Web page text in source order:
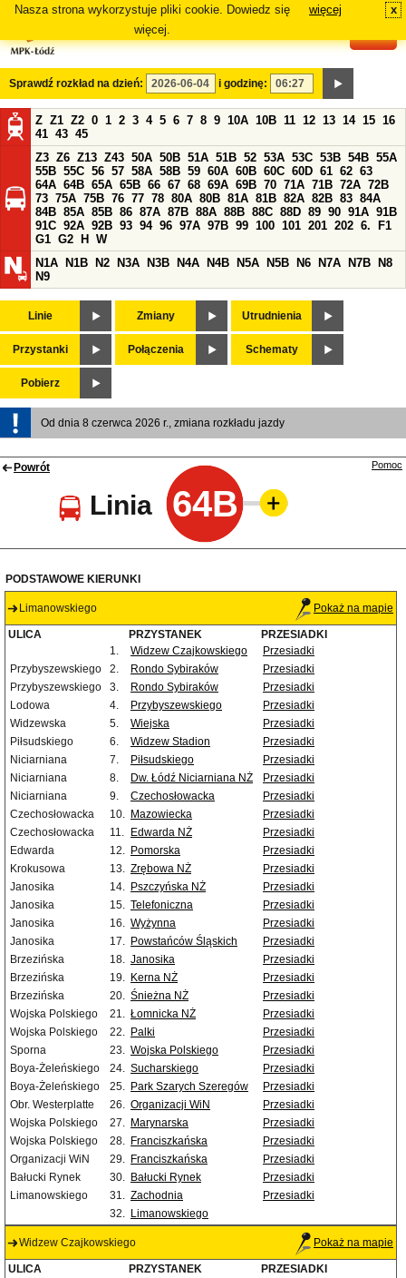
Nasza strona wykorzystuje pliki cookie. Dowiedz się
więcej.
więcej x
Sprawdź rozkład na dzień: i godzinę:
Z Z1 Z2 0 1 2 3 4 5 6 7 8 9 10A 10B 11 12 13 14 15 16
41 43 45
Z3 Z6 Z13 Z43 50A 50B 51A 51B 52 53A 53C 53B 54B 55A
55B 55C 56 57 58A 58B 59 60A 60B 60C 60D 61 62 63
64A 64B 65A 65B 66 67 68 69A 69B 70 71A 71B 72A 72B
73 75A 75B 76 77 78 80A 80B 81A 81B 82A 82B 83 84A
84B 85A 85B 86 87A 87B 88A 88B 88C 88D 89 90 91A 91B
91C 92A 92B 93 94 96 97A 97B 99 100 101 201 202 6.
F1
G1 G2 H
W
N1A
N1B N2 N3A N3B N4A N4B N5A N5B N6 N7A N7B
N8
N9
Linie Zmiany Utrudnienia
Przystanki Połączenia Schematy
Pobierz
Od dnia 8 czerwca 2026 r., zmiana rozkładu jazdy
Powrót
Linia 64B
Pomoc
PODSTAWOWE KIERUNKI
Limanowskiego Pokaż na mapie
ULICA PRZYSTANEK
PRZESIADKI
1.
Widzew Czajkowskiego
Przesiadki
Przybyszewskiego
2. Rondo Sybiraków
Przesiadki
Przybyszewskiego
3. Rondo Sybiraków
Przesiadki
Lodowa
4. Przybyszewskiego
Przesiadki
Widzewska
5. Wiejska
Przesiadki
Piłsudskiego
6. Widzew Stadion
Przesiadki
Niciarniana
7. Piłsudskiego
Przesiadki
Niciarniana
8. Dw. Łódź Niciarniana NŻ
Przesiadki
Niciarniana
9. Czechosłowacka
Przesiadki
Czechosłowacka
10. Mazowiecka
Przesiadki
Czechosłowacka
11. Edwarda NŻ
Przesiadki
Edwarda
12. Pomorska
Przesiadki
Krokusowa
13. Zrębowa NŻ
Przesiadki
Janosika
14. Pszczyńska NŻ
Przesiadki
Janosika
15. Telefoniczna
Przesiadki
Janosika
16. Wyżynna
Przesiadki
Janosika
17. Powstańców Śląskich
Przesiadki
Brzezińska
18. Janosika
Przesiadki
Brzezińska
19. Kerna NŻ
Przesiadki
Brzezińska
20. Śnieżna NŻ
Przesiadki
Wojska Polskiego
21. Łomnicka NŻ
Przesiadki
Wojska Polskiego
22. Palki
Przesiadki
Sporna
23. Wojska Polskiego
Przesiadki
Boya-Żeleńskiego
24. Sucharskiego
Przesiadki
Boya-Żeleńskiego
25. Park Szarych Szeregów
Przesiadki
Obr. Westerplatte
26. Organizacji WiN
Przesiadki
Wojska Polskiego
27. Marynarska
Przesiadki
Wojska Polskiego
28. Franciszkańska
Przesiadki
Organizacji WiN
29. Franciszkańska
Przesiadki
Bałucki Rynek
30. Bałucki Rynek
Przesiadki
Limanowskiego
31. Zachodnia
Przesiadki
32. Limanowskiego
Widzew Czajkowskiego Pokaż na mapie
ULICA PRZYSTANEK
PRZESIADKI